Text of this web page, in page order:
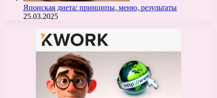
Японская диета: принципы, меню, результаты
25.03.2025